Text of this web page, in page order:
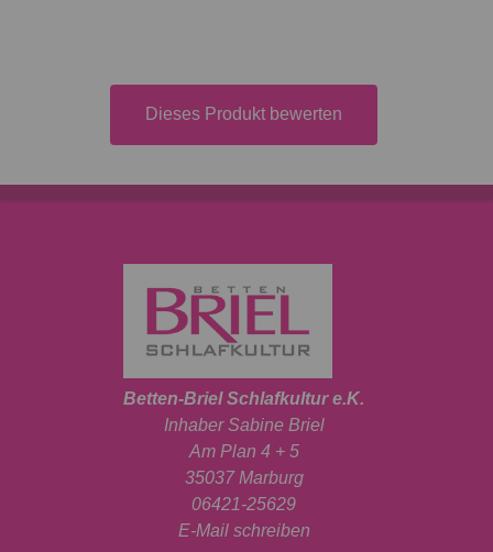
Dieses Produkt bewerten
Betten-Briel Schlafkultur e.K.
Inhaber Sabine Briel
Am Plan 4 + 5
35037 Marburg
06421-25629
E-Mail schreiben